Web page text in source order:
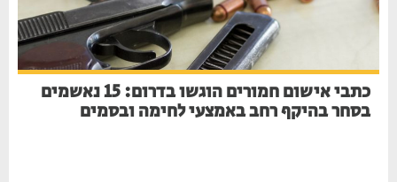
כתבי אישום חמורים הוגשו בדרום: 15 נאשמים
בסחר בהיקף רחב באמצעי לחימה ובסמים